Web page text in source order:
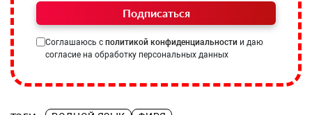
Подписаться
Соглашаюсь с политикой конфиденциальности и даю
согласие на обработку персональных данных